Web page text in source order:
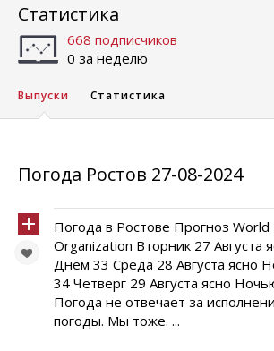
Статистика
668 подписчиков
0 за неделю
Выпуски Статистика
Погода Ростов 27-08-2024
Погода в Ростове Прогноз
Organization Вторник 27 Августа
Днем 33 Среда 28 Августа ясно
34 Четверг 29 Августа ясно
Погода не отвечает за
погоды. Мы тоже. ...